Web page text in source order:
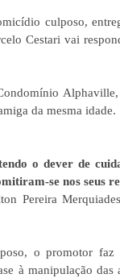
culposo,
Cestari vai
da mesma idade.
o dever de
se nos seus
Pereira
o promotor faz
à manipulação